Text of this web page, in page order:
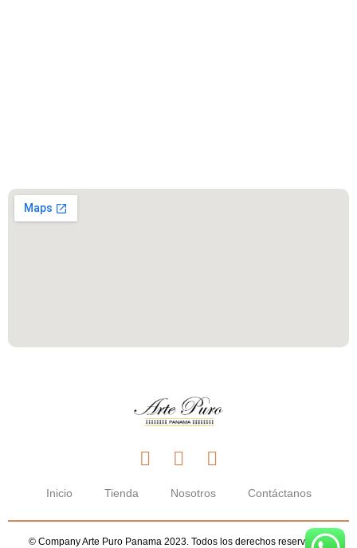
Inicio Tienda Nosotros Contáctanos
© Company Arte Puro Panama 2023. Todos los derechos reservados.